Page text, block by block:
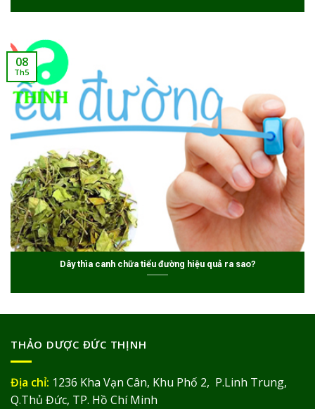
Dây thìa canh chữa tiểu đường hiệu quả ra sao?
08
Th5
THẢO DƯỢC ĐỨC THỊNH
Địa chỉ: 1236 Kha Vạn Cân, Khu Phố 2, P.Linh Trung,
Q.Thủ Đức, TP. Hồ Chí Minh